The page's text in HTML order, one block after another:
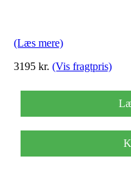
(Læs mere)
3195 kr. (Vis fragtpris)